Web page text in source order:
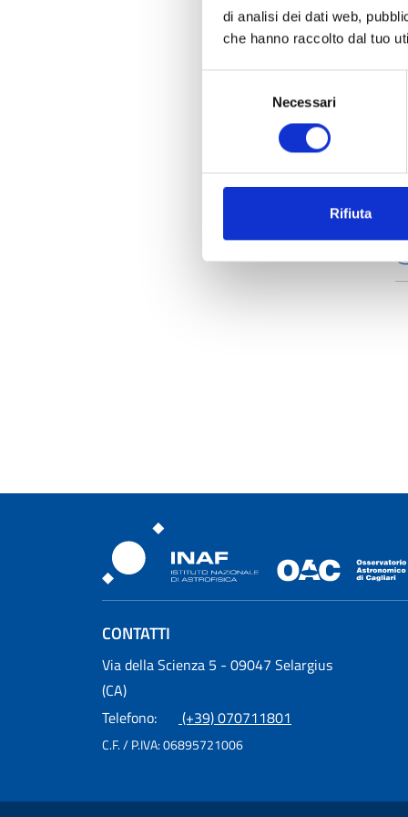
di analisi dei dati web,
che hanno raccolto dal tuo
Necessari
Rifiuta
Osservatorio
CONTATTI
Osservatorio Astronomico Cagliari
Via della Scienza 5 - 09047 Selargius
(CA)
Telefono:
(+39) 070711801
C.F. / P.IVA:06895721006